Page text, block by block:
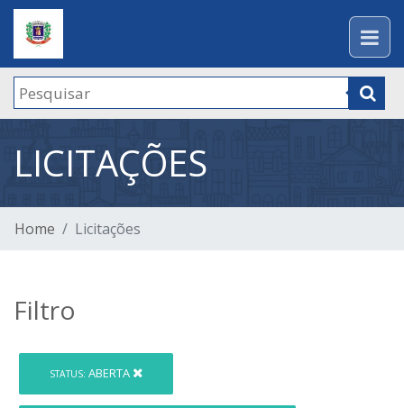
LICITAÇÕES
Home Licitações
Filtro
STATUS: ABERTA